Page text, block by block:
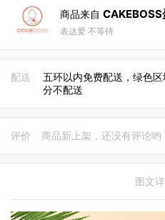
商品来自 CAKEBOSS
表达爱 不等待
配送
五环以内免费配送，绿色
分不配送
评价 商品新上架，还没有评论哟
图文